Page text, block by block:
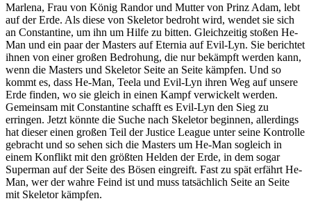
Marlena, Frau von König Randor und Mutter von Prinz Adam, lebt
auf der Erde. Als diese von Skeletor bedroht wird, wendet sie sich
an Constantine, um ihn um Hilfe zu bitten. Gleichzeitig stoßen He-
Man und ein paar der Masters auf Eternia auf Evil-Lyn. Sie berichtet
ihnen von einer großen Bedrohung, die nur bekämpft werden kann,
wenn die Masters und Skeletor Seite an Seite kämpfen. Und so
kommt es, dass He-Man, Teela und Evil-Lyn ihren Weg auf unsere
Erde finden, wo sie gleich in einen Kampf verwickelt werden.
Gemeinsam mit Constantine schafft es Evil-Lyn den Sieg zu
erringen. Jetzt könnte die Suche nach Skeletor beginnen, allerdings
hat dieser einen großen Teil der Justice League unter seine Kontrolle
gebracht und so sehen sich die Masters um He-Man sogleich in
einem Konflikt mit den größten Helden der Erde, in dem sogar
Superman auf der Seite des Bösen eingreift. Fast zu spät erfährt He-
Man, wer der wahre Feind ist und muss tatsächlich Seite an Seite
mit Skeletor kämpfen.